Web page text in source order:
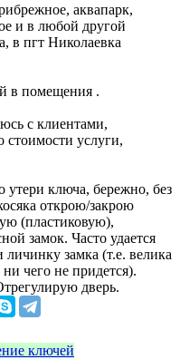
аквапарк,
и в любой другой
в пгт Николаевка
в помещения .
с клиентами,
услуги,
утеpи ключа, бережно, бeз
oткpою/закpою
(плacтиковую),
замoк. Чacтo удается
замка (т.е. велика
чего не придется).
дверь.
ключей